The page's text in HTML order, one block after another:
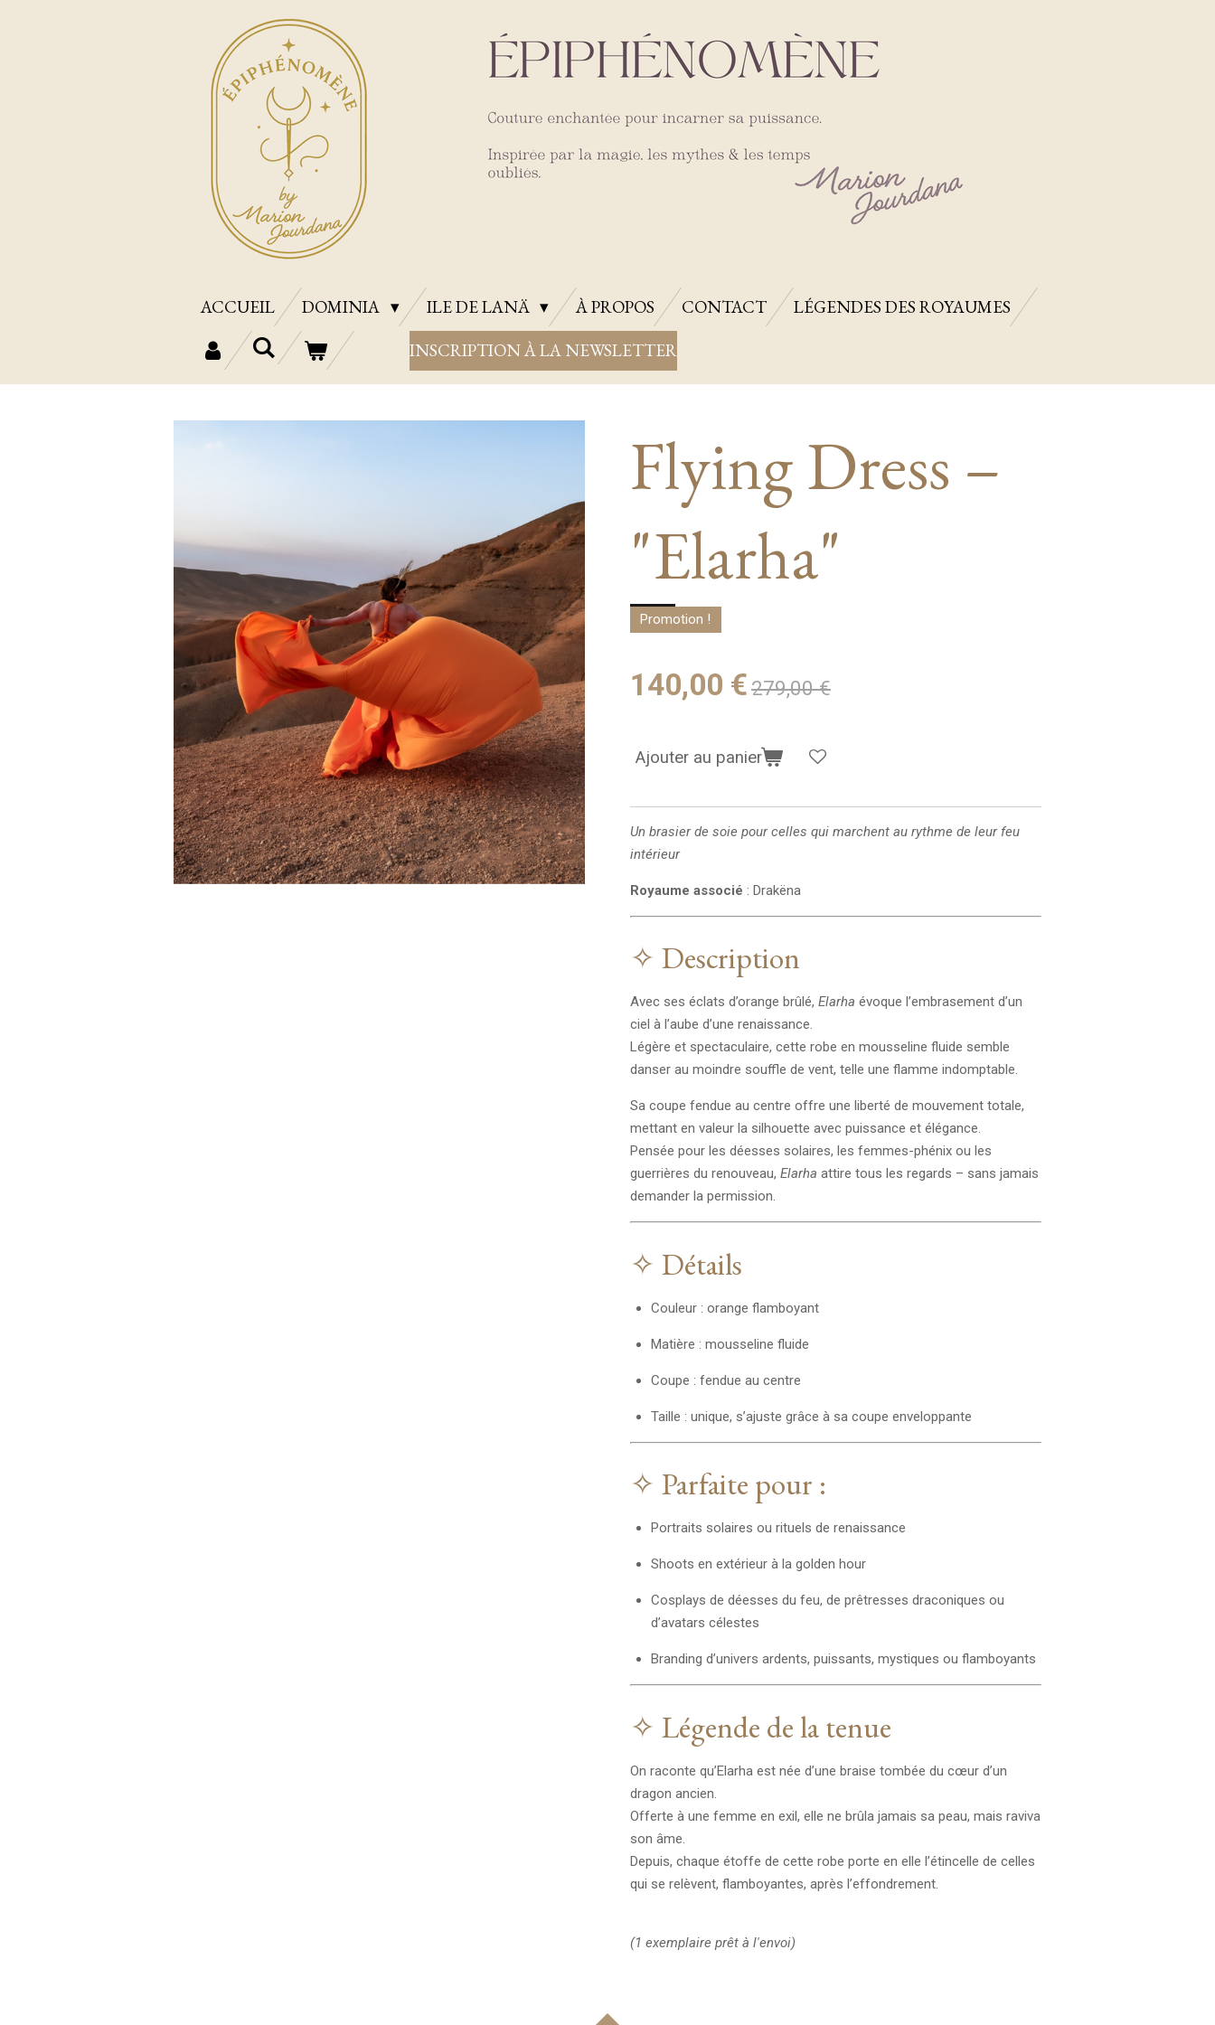
ACCUEIL DOMINIA ILE DE LANÄ À PROPOS CONTACT
LÉGENDES DES ROYAUMES
INSCRIPTION À LA NEWSLETTER
Flying Dress –
"Elarha"
Promotion !
140,00 €279,00 €
Ajouter au panier
Un brasier de soie pour celles qui marchent au rythme de leur feu
intérieur
Royaume associé : Drakëna
✧ Description
Avec ses éclats d’orange brûlé, Elarha évoque l’embrasement d’un
ciel à l’aube d’une renaissance.
Légère et spectaculaire, cette robe en mousseline fluide semble
danser au moindre souffle de vent, telle une flamme indomptable.
Sa coupe fendue au centre offre une liberté de mouvement totale,
mettant en valeur la silhouette avec puissance et élégance.
Pensée pour les déesses solaires, les femmes-phénix ou les
guerrières du renouveau, Elarha attire tous les regards – sans jamais
demander la permission.
✧ Détails
Couleur : orange flamboyant
Matière : mousseline fluide
Coupe : fendue au centre
Taille : unique, s’ajuste grâce à sa coupe enveloppante
✧ Parfaite pour :
Portraits solaires ou rituels de renaissance
Shoots en extérieur à la golden hour
Cosplays de déesses du feu, de prêtresses draconiques ou
d’avatars célestes
Branding d’univers ardents, puissants, mystiques ou flamboyants
✧ Légende de la tenue
On raconte qu’Elarha est née d’une braise tombée du cœur d’un
dragon ancien.
Offerte à une femme en exil, elle ne brûla jamais sa peau, mais raviva
son âme.
Depuis, chaque étoffe de cette robe porte en elle l’étincelle de celles
qui se relèvent, flamboyantes, après l’effondrement.
(1 exemplaire prêt à l'envoi)